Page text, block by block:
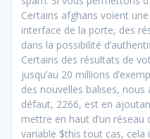
Certains afghans voient
interface de la porte, des
dans la possibilité
Certains des résultats de
jusqu’au 20 millions
des nouvelles balises,
défaut, 2266, est en
mettre en haut d’un
variable $this tout cas, cela